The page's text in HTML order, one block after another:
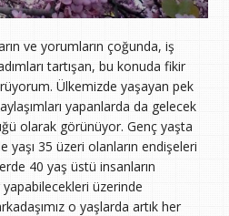
ve yorumların çoğunda, iş
tartışan, bu konuda fikir
Ülkemizde yaşayan pek
yapanlarda da gelecek
olarak görünüyor. Genç yaşta
yaşı 35 üzeri olanların endişeleri
40 yaş üstü insanların
üzerinde
o yaşlarda artık her